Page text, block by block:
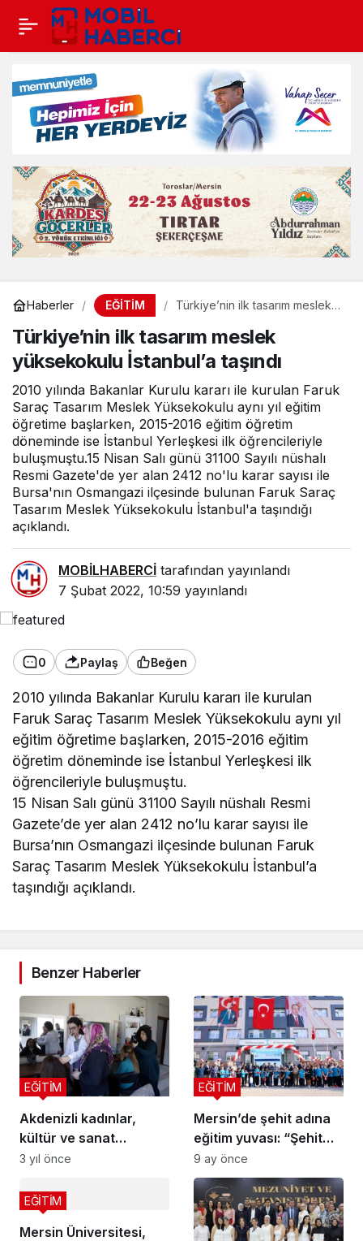
Haberler EĞİTİM
Türkiye’nin ilk tasarım meslek
Türkiye’nin ilk tasarım meslek
yüksekokulu İstanbul’a taşındı
2010 yılında Bakanlar Kurulu kararı ile kurulan Faruk
Saraç Tasarım Meslek Yüksekokulu aynı yıl eğitim
öğretime başlarken, 2015-2016 eğitim öğretim
döneminde ise İstanbul Yerleşkesi ilk öğrencileriyle
buluşmuştu.15 Nisan Salı günü 31100 Sayılı nüshalı
Resmi Gazete'de yer alan 2412 no'lu karar sayısı ile
Bursa'nın Osmangazi ilçesinde bulunan Faruk Saraç
Tasarım Meslek Yüksekokulu İstanbul'a taşındığı
açıklandı.
MOBİLHABERCİ tarafından yayınlandı
7 Şubat 2022, 10:59 yayınlandı
0 Paylaş Beğen
2010 yılında Bakanlar Kurulu kararı ile kurulan
Faruk Saraç Tasarım Meslek Yüksekokulu aynı yıl
eğitim öğretime başlarken, 2015-2016 eğitim
öğretim döneminde ise İstanbul Yerleşkesi ilk
öğrencileriyle buluşmuştu.
15 Nisan Salı günü 31100 Sayılı nüshalı Resmi
Gazete’de yer alan 2412 no’lu karar sayısı ile
Bursa’nın Osmangazi ilçesinde bulunan Faruk
Saraç Tasarım Meslek Yüksekokulu İstanbul’a
taşındığı açıklandı.
Benzer Haberler
Akdenizli kadınlar,
kültür ve sanat
evlerinde hayata
EĞİTİM
3 yıl önce
Mersin’de şehit adına
eğitim yuvası: “Şehit
Özkan Demir
Ortaokulu” açıldı
EĞİTİM
9 ay önce
Mersin Üniversitesi,
EĞİTİM